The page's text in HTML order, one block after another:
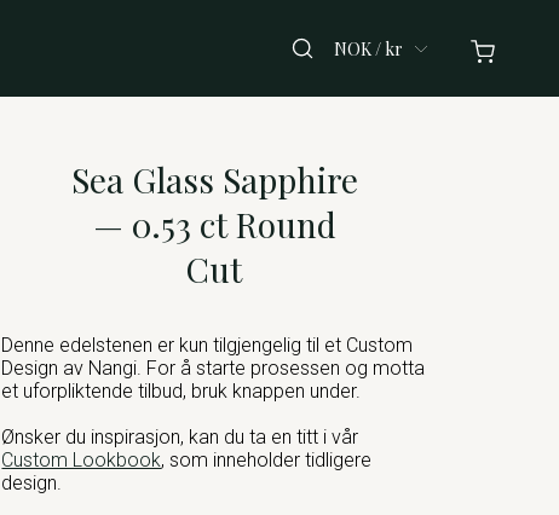
NOK / kr
Sea Glass Sapphire
— 0.53 ct Round
Cut
Denne edelstenen er kun tilgjengelig til et Custom
Design av Nangi. For å starte prosessen og motta
et uforpliktende tilbud, bruk knappen under.
Ønsker du inspirasjon, kan du ta en titt i vår
Custom Lookbook, som inneholder tidligere
design.